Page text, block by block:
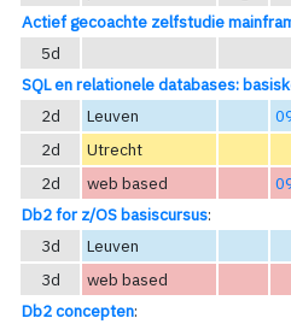
Actief gecoachte zelfstudie
5d
SQL en relationele databases:
2d
Leuven
2d
Utrecht
2d
web based
Db2 for z/OS basiscursus:
3d
Leuven
3d
web based
Db2 concepten: